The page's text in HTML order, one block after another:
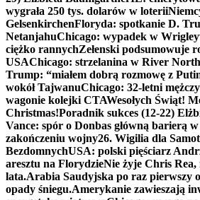
wygrała 250 tys. dolarów w loterii
GelsenkirchenFloryda: spotkanie D.
NetanjahuChicago: wypadek w
ciężko rannychZełenski podsumowuje
USAChicago: strzelanina w River
Trump: “miałem dobrą rozmowę z
wokół TajwanuChicago: 32-letni
wagonie kolejki CTAWesołych Świąt!
Christmas!Poradnik sukces (12-22)
Vance: spór o Donbas główną barierą
zakończeniu wojny26. Wigilia dla
BezdomnychUSA: polski pięściarz
aresztu na FlorydzieNie żyje Chris Rea,
lata.Arabia Saudyjska po raz pierwszy
opady śniegu.Amerykanie zawieszają